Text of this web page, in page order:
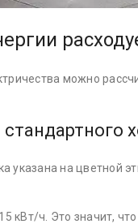
можно
на цветной
кВт/ч. Это значит,